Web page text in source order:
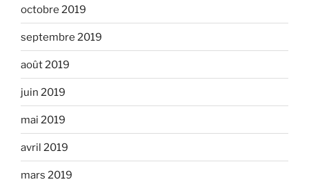
octobre 2019
septembre 2019
août 2019
juin 2019
mai 2019
avril 2019
mars 2019